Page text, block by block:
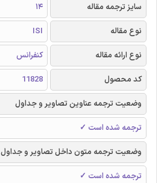
سایز ترجمه مقاله
14
نوع مقاله
ISI
نوع ارائه مقاله
کنفرانس
کد محصول
11828
وضعیت ترجمه عناوین تصاویر و جداول
ترجمه شده است ✓
وضعیت ترجمه متون داخل تصاویر و جداول
ترجمه شده است ✓